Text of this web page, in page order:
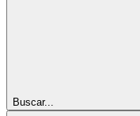
Buscar...